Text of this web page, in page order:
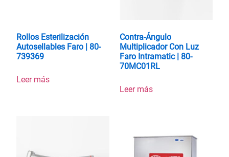
Rollos Esterilización
Autosellables Faro | 80-
739369
Leer más
Contra-Ángulo
Multiplicador Con Luz
Faro Intramatic | 80-
70MC01RL
Leer más